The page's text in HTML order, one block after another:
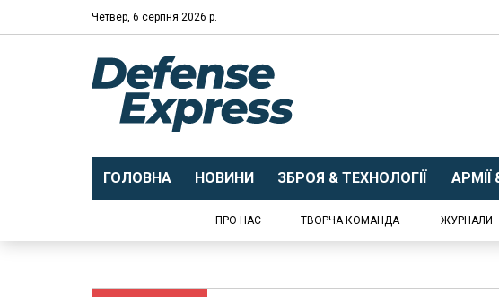
Четвер, 6 серпня 2026 р.
ГОЛОВНА НОВИНИ ЗБРОЯ & ТЕХНОЛОГІЇ АРМІЇ
ПРО НАС ТВОРЧА КОМАНДА ЖУРНАЛИ